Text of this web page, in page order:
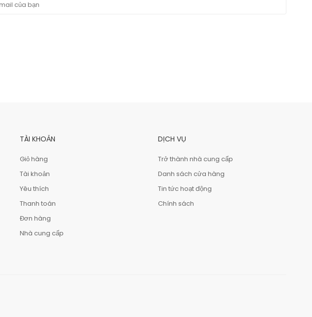
TÀI KHOẢN
Giỏ hàng
Tài khoản
Yêu thích
Thanh toán
Đơn hàng
Nhà cung cấp
DỊCH VỤ
Trở thành nhà cung cấp
Danh sách cửa hàng
Tin tức hoạt động
Chính sách